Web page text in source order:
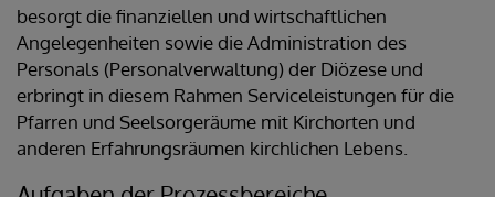
besorgt die finanziellen und wirtschaftlichen
Angelegenheiten sowie die Administration des
Personals (Personalverwaltung) der Diözese und
erbringt in diesem Rahmen Serviceleistungen für die
Pfarren und Seelsorgeräume mit Kirchorten und
anderen Erfahrungsräumen kirchlichen Lebens.